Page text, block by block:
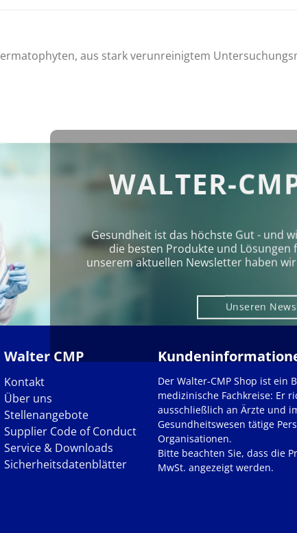
aus stark verunreinigtem
WALTER-
Gesundheit ist das höchste Gut - und
die besten Produkte und Lösungen
unserem aktuellen Newsletter haben
Unseren
Walter CMP
Kontakt
Über uns
Stellenangebote
Supplier Code of Conduct
Service & Downloads
Sicherheitsdatenblätter
Der Walter-CMP Shop ist ein
medizinische Fachkreise: Er
ausschließlich an Ärzte und
Gesundheitswesen tätige
Organisationen.
Bitte beachten Sie, dass die
MwSt. angezeigt werden.